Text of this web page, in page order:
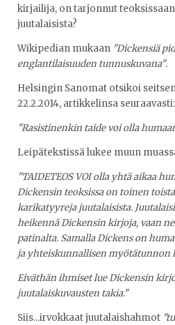
kirjailija, on tarjonnut
juutalaisista?
Wikipedian mukaan "Dickensiä
englantilaisuuden tunnuskuvana".
Helsingin Sanomat otsikoi
22.2.2014, artikkelinsa seuraavasti:
"Rasistinenkin taide voi olla
Leipätekstissä lukee muun
"TAIDETEOS VOI olla yhtä aikaa
Dickensin teoksissa on toinen
karikatyyreja juutalaisista.
heikennä Dickensin kirjoja, vaan
patinalta. Samalla Dickens on
ja yhteiskunnallisen myötätunnon
Eiväthän ihmiset lue Dickensin
juutalaiskuvausten takia."
Siis...irvokkaat juutalaishahmot